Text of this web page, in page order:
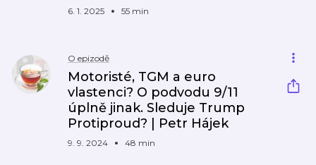
6. 1. 2025 55 min
O epizodě
Motoristé, TGM a euro
vlastenci? O podvodu 9/11
úplně jinak. Sleduje Trump
Protiproud? | Petr Hájek
9. 9. 2024 48 min